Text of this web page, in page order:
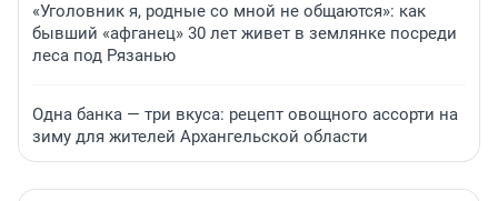
«Уголовник я, родные со мной не общаются»: как
бывший «афганец» 30 лет живет в землянке посреди
леса под Рязанью
Одна банка — три вкуса: рецепт овощного ассорти на
зиму для жителей Архангельской области